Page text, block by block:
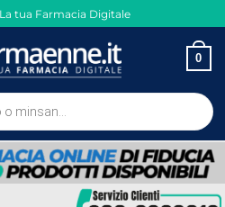
tua Farmacia Digitale
0